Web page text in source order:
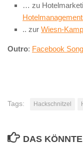
… zu
.. zur Wiesn-
Outro: Facebook Song
Tags: Hackschnitzel
DAS